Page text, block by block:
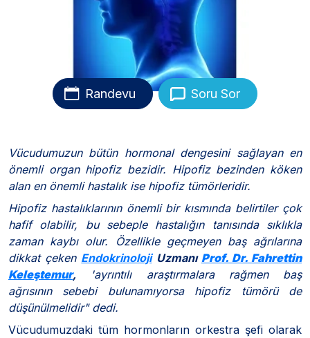
Randevu Soru Sor
Vücudumuzun bütün hormonal dengesini sağlayan en
önemli organ hipofiz bezidir. Hipofiz bezinden köken
alan en önemli hastalık ise hipofiz tümörleridir.
Hipofiz hastalıklarının önemli bir kısmında belirtiler çok
hafif olabilir, bu sebeple hastalığın tanısında sıklıkla
zaman kaybı olur. Özellikle geçmeyen baş ağrılarına
dikkat çeken EndokrinolojiUzmanı Prof. Dr. Fahrettin
Keleştemur, 'ayrıntılı araştırmalara rağmen baş
ağrısının sebebi bulunamıyorsa hipofiz tümörü de
düşünülmelidir" dedi.
Vücudumuzdaki tüm hormonların orkestra şefi olarak